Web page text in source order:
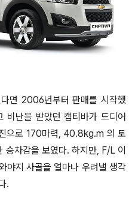
면 2006년부터 판매를 시작했
비난을 받았던 캡티바가 드디어
으로 170마력, 40.8kg.m 의 토
승차감을 보였다. 하지만, F/L 이
야지 사골을 얼마나 우려낼 생각
.